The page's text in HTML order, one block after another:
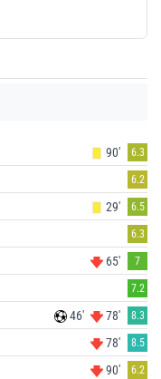
90' 6.3
6.2
29' 6.5
6.3
65' 7
7.2
46' 78' 8.3
78' 8.5
90' 6.2